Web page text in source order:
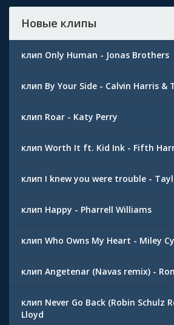
Новые клипы
клип Only Human - Jonas Brothers
клип By Your Side - Calvin Harris &
клип Roar - Katy Perry
клип Worth It ft. Kid Ink - Fifth
клип I knew you were trouble -
клип Happy - Pharrell Williams
клип Who Owns My Heart - Miley
клип Angetenar (Navas remix) -
клип Never Go Back (Robin Schulz
Lloyd